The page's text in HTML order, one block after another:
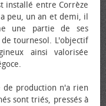
installé entre Corrèze
peu, un an et demi, il
une partie de ses
tournesol. L'objectif
ainsi valorisée
de production n'a rien
sont triés, pressés à